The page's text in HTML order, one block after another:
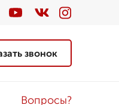
звонок
Вопросы?